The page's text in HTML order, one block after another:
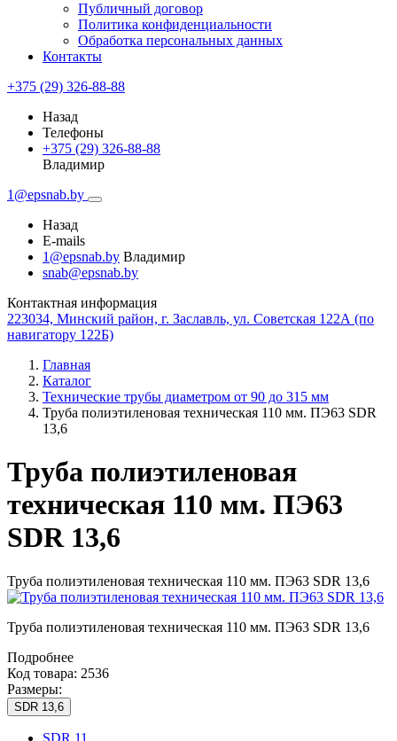
Публичный договор
Политика конфиденциальности
Обработка персональных данных
Контакты
+375 (29) 326-88-88
Назад
Телефоны
+375 (29) 326-88-88
Владимир
1@epsnab.by
Назад
E-mails
1@epsnab.by Владимир
snab@epsnab.by
Контактная информация
223034, Минский район, г. Заславль, ул. Советская 122А (по
навигатору 122Б)
Главная
Каталог
Технические трубы диаметром от 90 до 315 мм
Труба полиэтиленовая техническая 110 мм. ПЭ63 SDR
13,6
Труба полиэтиленовая
техническая 110 мм. ПЭ63
SDR 13,6
Труба полиэтиленовая техническая 110 мм. ПЭ63 SDR 13,6
Труба полиэтиленовая техническая 110 мм. ПЭ63 SDR 13,6
Подробнее
Код товара: 2536
Размеры:
SDR 13,6
SDR 11